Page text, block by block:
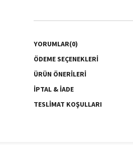
YORUMLAR(0)
ÖDEME SEÇENEKLERI
ÜRÜN ÖNERILERI
İPTAL & İADE
TESLIMAT KOŞULLARI